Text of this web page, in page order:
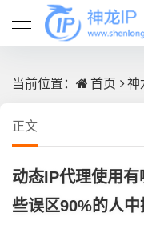
当前位置： 首页 神
正文
动态IP代理使用
些误区90%的人中